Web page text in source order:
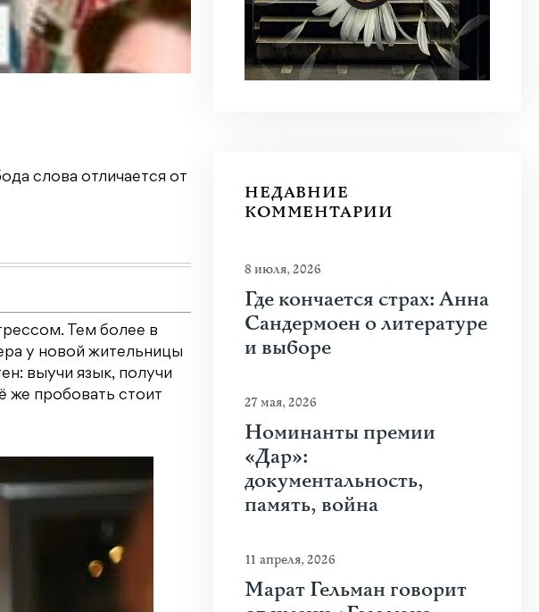
слова отличается от
спорта, кино и социальных сетей? В чем...
Тем более в
у новой жительницы
выучи язык, получи
же пробовать стоит
НЕДАВНИЕ
КОММЕНТАРИИ
8 июля, 2026
Где кончается страх: Анна
Сандермоен о литературе
и выборе
27 мая, 2026
Номинанты премии
«Дар»:
документальность,
память, война
11 апреля, 2026
Марат Гельман говорит